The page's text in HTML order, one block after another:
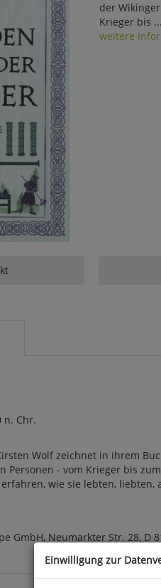
der
Krieger bis
weitere
n. Chr.
Wolf zeichnet in ihrem
Personen - vom Krieger bis
wie sie lebten, liebten,
GmbH, Neumarkter Str. 28,
Einwilligung zur